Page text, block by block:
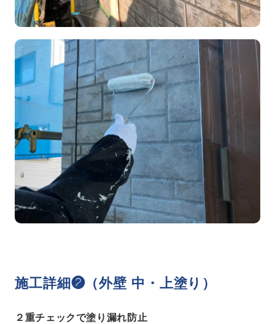
施工詳細❷（外壁 中・上塗り）
２重チェックで塗り漏れ防止